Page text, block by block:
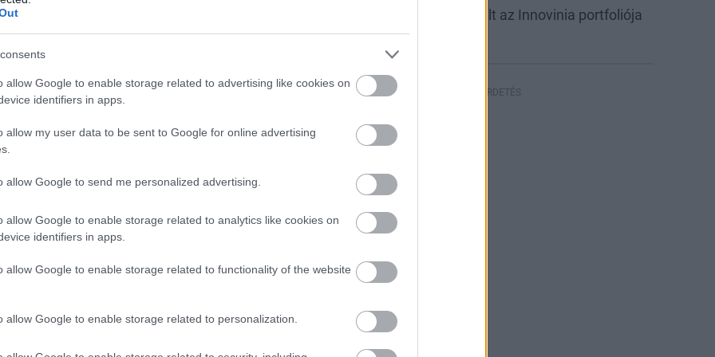
allow Google to enable storage related to advertising like cookies on
identifiers in apps.
allow my user data to be sent to Google for online advertising
allow Google to send me personalized advertising.
allow Google to enable storage related to analytics like cookies on
identifiers in apps.
allow Google to enable storage related to functionality of the website
allow Google to enable storage related to personalization.
jövőjét ez a fejlesztés
hogy a klub megvásárolta a szomszédos
és egy műfüves gyakorlópálya mellé még
ki. Mindez azt jelenti, hogy a centenáriumi
edzés-és versenyfeltételein ugrásszerűen
források felhasználásáért felelős államtitkára az
jelent, és az elmúlt száz évben nemcsak a város,
vált.
ekkor újították fel az atlétikapályát, és bontották
körül. A munkálatok októberre
hiszen a bontással felszabadult
Újabb csarnokkal bővült az Innovinia portfoliója
Nyíregyházán
HIRDETÉS